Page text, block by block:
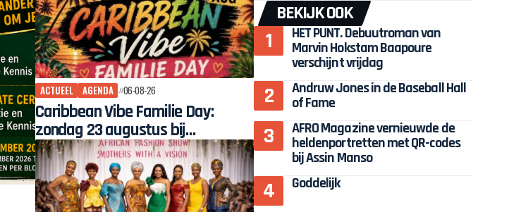
ACTUEEL AGENDA 06-08-26
Caribbean Vibe Familie Day:
zondag 23 augustus bij
Hulsbeach
BEKIJK OOK
HET PUNT. Debuutroman van
Marvin Hokstam Baapoure
verschijnt vrijdag
Andruw Jones in de Baseball Hall
of Fame
AFRO Magazine vernieuwde de
heldenportretten met QR-codes
bij Assin Manso
Goddelijk